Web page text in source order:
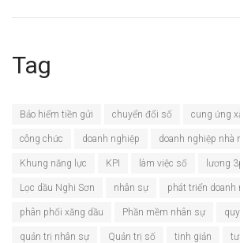
Tag
Bảo hiểm tiền gửi chuyển đổi số cung ứng
công chức doanh nghiệp doanh nghiệp nhà
Khung năng lực KPI làm việc số lương
Lọc dầu Nghi Sơn nhân sự phát triển doanh
phân phối xăng dầu Phần mềm nhân sự
quản trị nhân sự Quản trị số tinh giản tư